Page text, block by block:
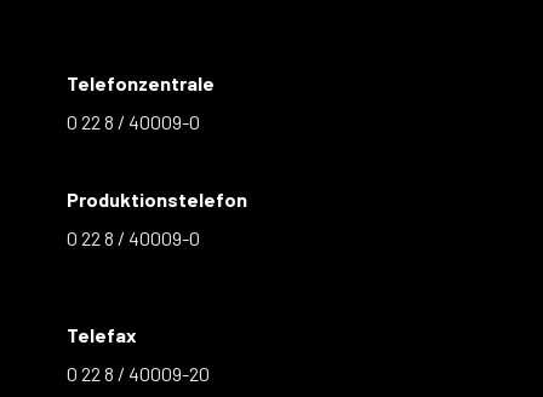
Telefonzentrale
0 22 8 / 40009-0
Produktionstelefon
0 22 8 / 40009-0
Telefax
0 22 8 / 40009-20